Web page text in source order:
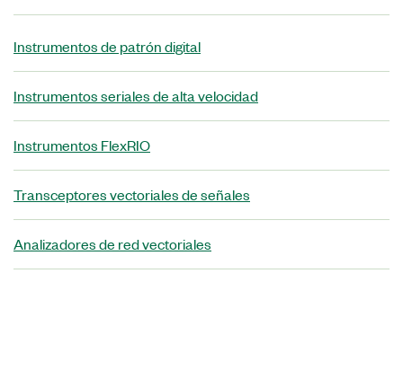
Instrumentos de patrón digital
Instrumentos seriales de alta velocidad
Instrumentos FlexRIO
Transceptores vectoriales de señales
Analizadores de red vectoriales